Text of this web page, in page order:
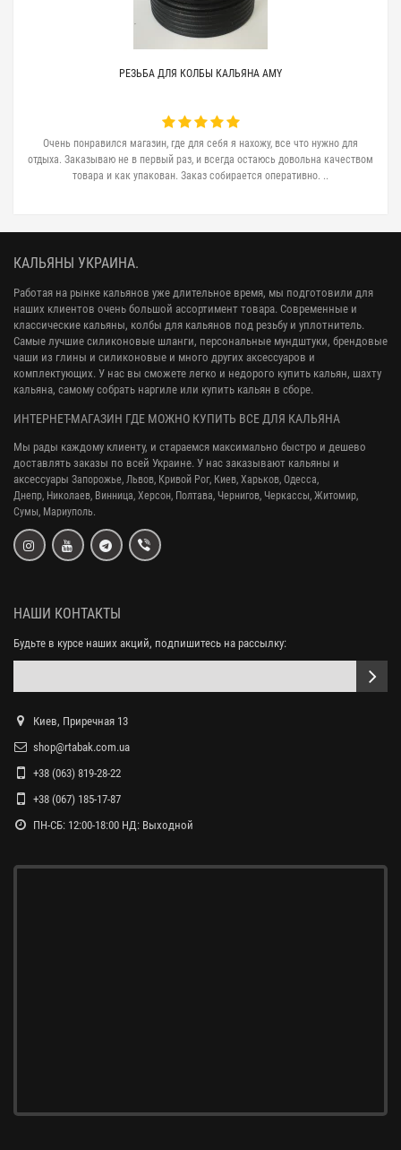
РЕЗЬБА ДЛЯ КОЛБЫ КАЛЬЯНА AMY
Очень понравился магазин, где для себя я нахожу, все что нужно для
отдыха. Заказываю не в первый раз, и всегда остаюсь довольна качеством
товара и как упакован. Заказ собирается оперативно. ..
КАЛЬЯНЫ УКРАИНА.
Работая на рынке кальянов уже длительное время, мы подготовили для
наших клиентов очень большой ассортимент товара. Современные и
классические кальяны, колбы для кальянов под резьбу и уплотнитель.
Самые лучшие силиконовые шланги, персональные мундштуки, брендовые
чаши из глины и силиконовые и много других аксессуаров и
комплектующих. У нас вы сможете легко и недорого купить кальян, шахту
кальяна, самому собрать наргиле или купить кальян в сборе.
ИНТЕРНЕТ-МАГАЗИН ГДЕ МОЖНО КУПИТЬ ВСЕ ДЛЯ КАЛЬЯНА
Мы рады каждому клиенту, и стараемся максимально быстро и дешево
доставлять заказы по всей Украине. У нас заказывают кальяны и
аксессуары Запорожье, Львов, Кривой Рог, Киев, Харьков, Одесса,
Днепр, Николаев, Винница, Херсон, Полтава, Чернигов, Черкассы, Житомир,
Сумы, Мариуполь.
НАШИ КОНТАКТЫ
Будьте в курсе наших акций, подпишитесь на рассылку:
Киев, Приречная 13
shop@rtabak.com.ua
+38 (063) 819-28-22
+38 (067) 185-17-87
ПН-СБ: 12:00-18:00 НД: Выходной